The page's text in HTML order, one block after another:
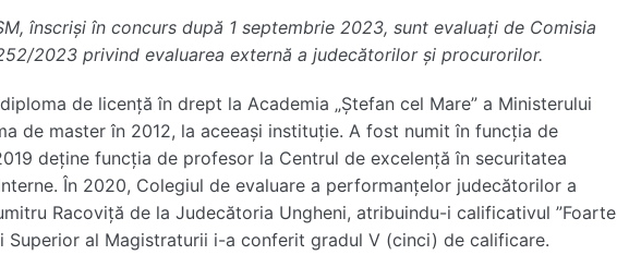
înscriși în concurs după 1 septembrie 2023, sunt evaluați de Comisia
2023 privind evaluarea externă a judecătorilor și procurorilor.
de licență în drept la Academia „Ștefan cel Mare” a Ministerului
de master în 2012, la aceeași instituție. A fost numit în funcția de
deține funcția de profesor la Centrul de excelență în securitatea
În 2020, Colegiul de evaluare a performanțelor judecătorilor a
Racoviță de la Judecătoria Ungheni, atribuindu-i calificativul ”Foarte
Superior al Magistraturii i-a conferit gradul V (cinci) de calificare.